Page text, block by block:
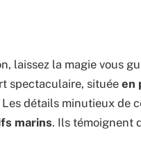
laissez la magie vous
spectaculaire, située en
détails minutieux de
marins. Ils témoignent